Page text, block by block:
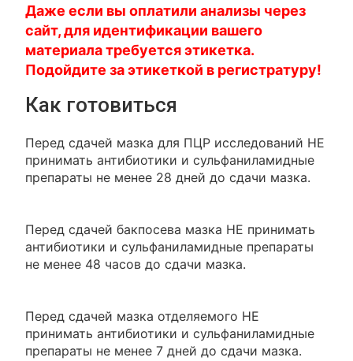
Даже если вы оплатили анализы через
сайт, для идентификации вашего
материала требуется этикетка.
Подойдите за этикеткой в регистратуру!
Как готовиться
Перед сдачей мазка для ПЦР исследований НЕ
принимать антибиотики и сульфаниламидные
препараты не менее 28 дней до сдачи мазка.
Перед сдачей бакпосева мазка НЕ принимать
антибиотики и сульфаниламидные препараты
не менее 48 часов до сдачи мазка.
Перед сдачей мазка отделяемого НЕ
принимать антибиотики и сульфаниламидные
препараты не менее 7 дней до сдачи мазка.